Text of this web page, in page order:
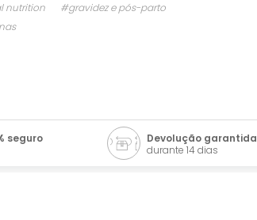
nutrition
#gravidez e pós-parto
seguro
Devolução garantida
durante 14 dias